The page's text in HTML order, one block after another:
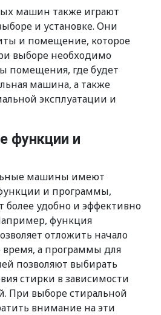
машин также играют
и установке. Они
и помещение, которое
выборе необходимо
помещения, где будет
машина, а также
эксплуатации и
функции и
машины имеют
и программы,
более удобно и эффективно
функция
отложить начало
время, а программы для
позволяют выбирать
стирки в зависимости
При выборе стиральной
внимание на эти